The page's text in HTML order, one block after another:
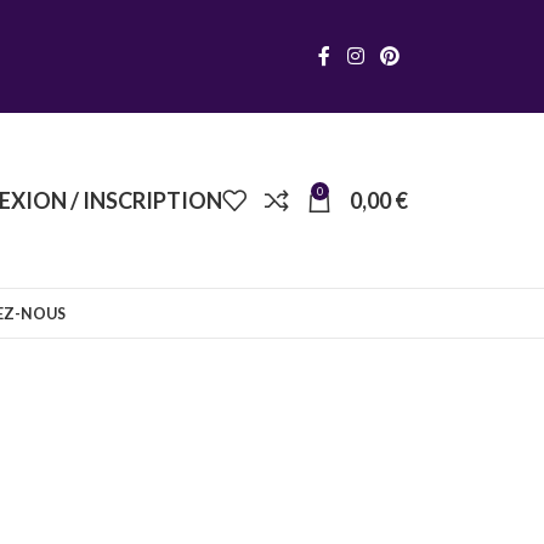
/ INSCRIPTION 0 0,00€
NOUS